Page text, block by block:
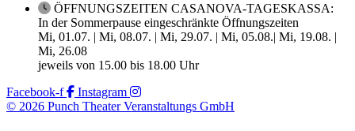
ÖFFNUNGSZEITEN CASANOVA-TAGESKASSA:
In der Sommerpause eingeschränkte Öffnungszeiten
Mi, 01.07. | Mi, 08.07. | Mi, 29.07. | Mi, 05.08.| Mi, 19.08. |
Mi, 26.08
jeweils von 15.00 bis 18.00 Uhr
Facebook-f
Instagram
© 2026 Punch Theater Veranstaltungs GmbH